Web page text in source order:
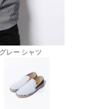
レー シャツ